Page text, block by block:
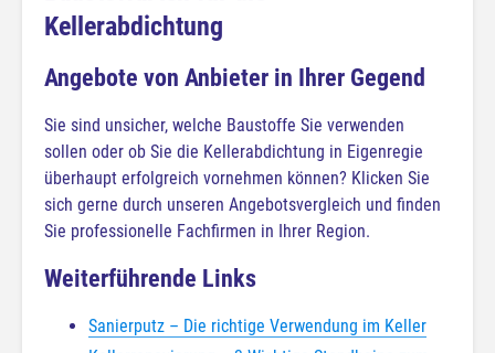
Kellerabdichtung
Angebote von Anbieter in Ihrer Gegend
Sie sind unsicher, welche Baustoffe Sie verwenden
sollen oder ob Sie die Kellerabdichtung in Eigenregie
überhaupt erfolgreich vornehmen können? Klicken Sie
sich gerne durch unseren Angebotsvergleich und finden
Sie professionelle Fachfirmen in Ihrer Region.
Weiterführende Links
Sanierputz – Die richtige Verwendung im Keller